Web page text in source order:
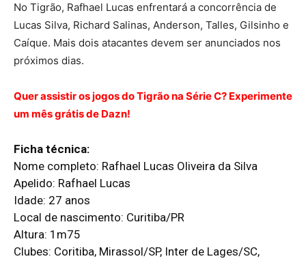
No Tigrão, Rafhael Lucas enfrentará a concorrência de
Lucas Silva, Richard Salinas, Anderson, Talles, Gilsinho e
Caíque. Mais dois atacantes devem ser anunciados nos
próximos dias.
Quer assistir os jogos do Tigrão na Série C? Experimente
um mês grátis de Dazn!
Ficha técnica:
Nome completo: Rafhael Lucas Oliveira da Silva
Apelido: Rafhael Lucas
Idade: 27 anos
Local de nascimento: Curitiba/PR
Altura: 1m75
Clubes: Coritiba, Mirassol/SP, Inter de Lages/SC,